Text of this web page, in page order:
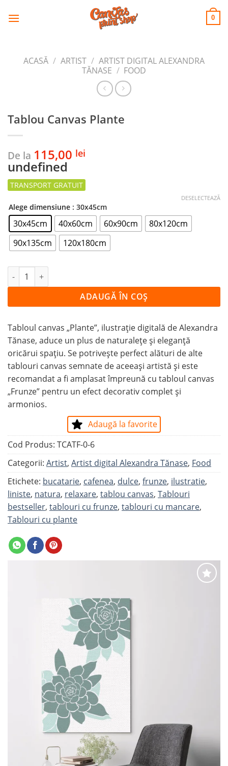
CANVAS
PRINT SHOP 0
ACASĂ / ARTIST / ARTIST DIGITAL ALEXANDRA
TĂNASE / FOOD
Tablou Canvas Plante
De la 115,00 lei
undefined
Alege dimensiune : 30x45cm
30x45cm 40x60cm 60x90cm
80x120cm
90x135cm
120x180cm
DESELECTEAZĂ
Cantitate Tablou Canvas Plante
ADAUGĂ ÎN COȘ
Tabloul canvas „Plante”, ilustrație digitală de Alexandra
Tănase, aduce un plus de naturalețe și eleganță
oricărui spațiu. Se potrivește perfect alături de alte
tablouri canvas semnate de aceeași artistă și este
recomandat a fi amplasat împreună cu tabloul canvas
„Frunze” pentru un efect decorativ complet și
armonios.
Adaugă la favorite
Cod Produs: TCATF-0-6
Categorii: Artist, Artist digital Alexandra Tănase, Food
Etichete: bucatarie, cafenea, dulce, frunze, ilustratie,
liniste, natura, relaxare, tablou canvas, Tablouri
bestseller, tablouri cu frunze, tablouri cu mancare,
Tablouri cu plante